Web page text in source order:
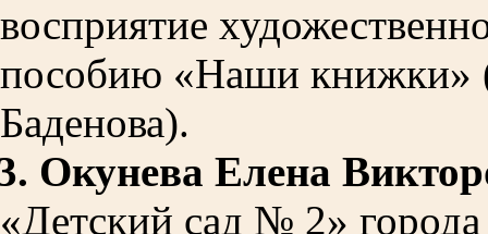
восприятие
пособию «Наши книжки»
Баденова).
Окунева Елена
«Детский сад № 2»